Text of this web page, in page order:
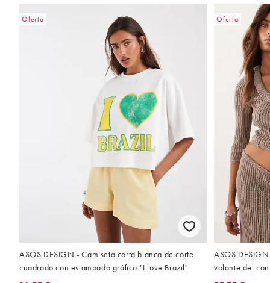
Oferta
ASOS DESIGN - Camiseta corta blanca de corte
cuadrado con estampado gráfico "I love Brazil"
Oferta
ASOS
volante del